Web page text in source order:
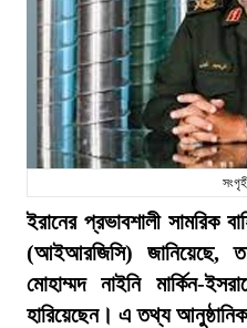
ইরানের প্রভাবশালী সামরিক
(আইআরজিসি) জানিয়েছে,
মোহাম্মদ নাইনি মার্কিন-
হারিয়েছেন। এ তথ্য